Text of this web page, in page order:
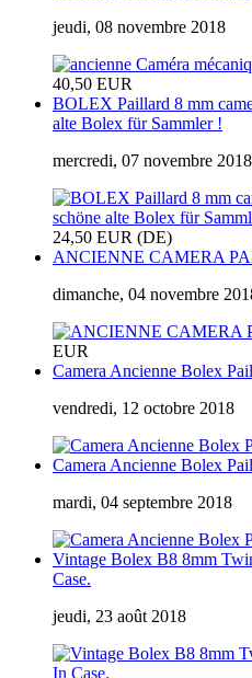
jeudi, 08 novembre 2018
40,50 EUR
BOLEX Paillard 8 mm
alte Bolex für Sammler !
mercredi, 07 novembre 2018
24,50 EUR (DE)
ANCIENNE CAMERA
dimanche, 04 novembre
EUR
Camera Ancienne Bolex
vendredi, 12 octobre 2018
Camera Ancienne Bolex
mardi, 04 septembre 2018
Vintage Bolex B8 8mm
Case.
jeudi, 23 août 2018